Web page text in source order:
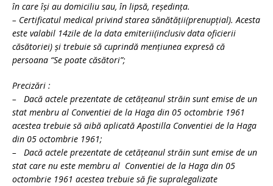
în care îşi au domiciliu sau, în lipsă, reşedinţa.
– Certificatul medical privind starea sănătăţii(prenupţial). Acesta
este valabil 14zile de la data emiterii(inclusiv data oficierii
căsătoriei) şi trebuie să cuprindă menţiunea expresă că
persoana “Se poate căsători”;
Precizări :
– Dacă actele prezentate de cetăţeanul străin sunt emise de un
stat menbru al Conventiei de la Haga din 05 octombrie 1961
acestea trebuie să aibă aplicată Apostilla Conventiei de la Haga
din 05 octombrie 1961;
– Dacă actele prezentate de cetăţeanul străin sunt emise de un
stat care nu este membru al Conventiei de la Haga din 05
octombrie 1961 acestea trebuie să fie supralegalizate